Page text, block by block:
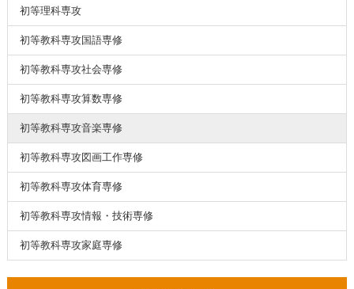
初等理科専攻
初等教科専攻国語専修
初等教科専攻社会専修
初等教科専攻算数専修
初等教科専攻音楽専修
初等教科専攻図画工作専修
初等教科専攻体育専修
初等教科専攻情報・技術専修
初等教科専攻家庭専修